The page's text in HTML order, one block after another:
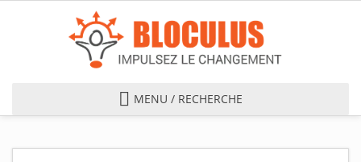
Skip to main content
MENU / RECHERCHE